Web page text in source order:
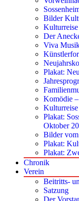
Bilder
Der
Viva
Plakat:
Komödie
Plakat:
Oktober
Bilder
Plakat:
Plakat:
Chronik
Verein
Beitritts-
Satzung
Der